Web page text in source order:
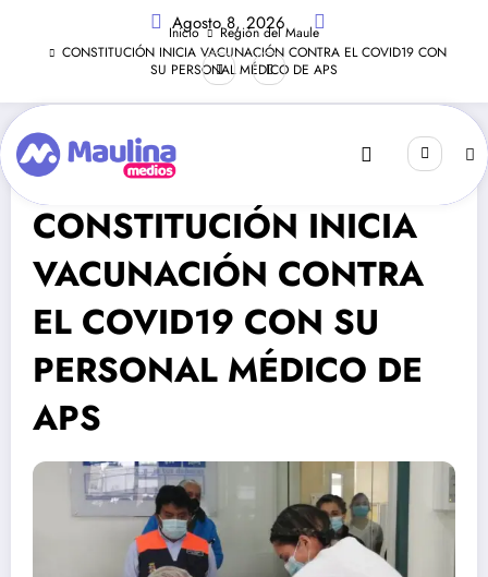
contenido
Agosto 8, 2026
Inicio
Región del Maule
CONSTITUCIÓN INICIA VACUNACIÓN CONTRA EL COVID19 CON
SU PERSONAL MÉDICO DE APS
Región Del Maule Visitas
CONSTITUCIÓN INICIA
VACUNACIÓN CONTRA
EL COVID19 CON SU
PERSONAL MÉDICO DE
APS